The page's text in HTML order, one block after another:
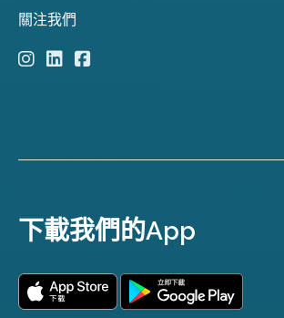
關注我們
下載我們的App